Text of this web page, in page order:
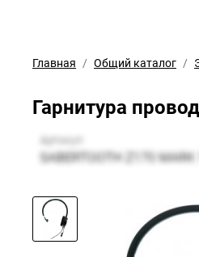
Главная Общий каталог
Гарнитура